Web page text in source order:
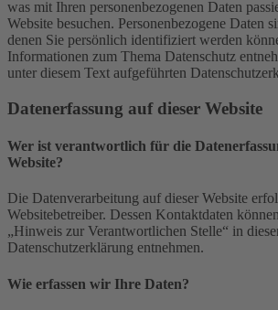
was mit Ihren personenbezogenen Daten
Website besuchen. Personenbezogene Daten
denen Sie persönlich identifiziert werden
Informationen zum Thema Datenschutz
unter diesem Text aufgeführten
Datenerfassung auf dieser Website
Wer ist verantwortlich für die
Website?
Die Datenverarbeitung auf dieser Website
Websitebetreiber. Dessen Kontaktdaten
„Hinweis zur Verantwortlichen Stelle“ in
Datenschutzerklärung entnehmen.
Wie erfassen wir Ihre Daten?